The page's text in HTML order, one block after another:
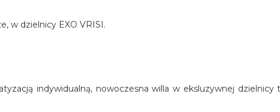
w dzielnicy EXO VRISI.
indywidualną, nowoczesna willa w eksluzywnej dzielnicy